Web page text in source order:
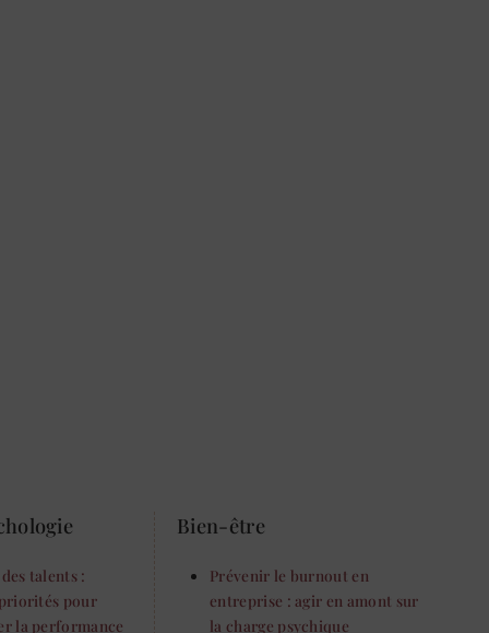
talents :
pour
la performance
Bien-être
Prévenir le burnout en
entreprise : agir en amont sur
la charge psychique